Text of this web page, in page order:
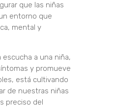
que las niñas
entorno que
mental y
a una niña,
y promueve
está cultivando
de nuestras niñas
preciso del